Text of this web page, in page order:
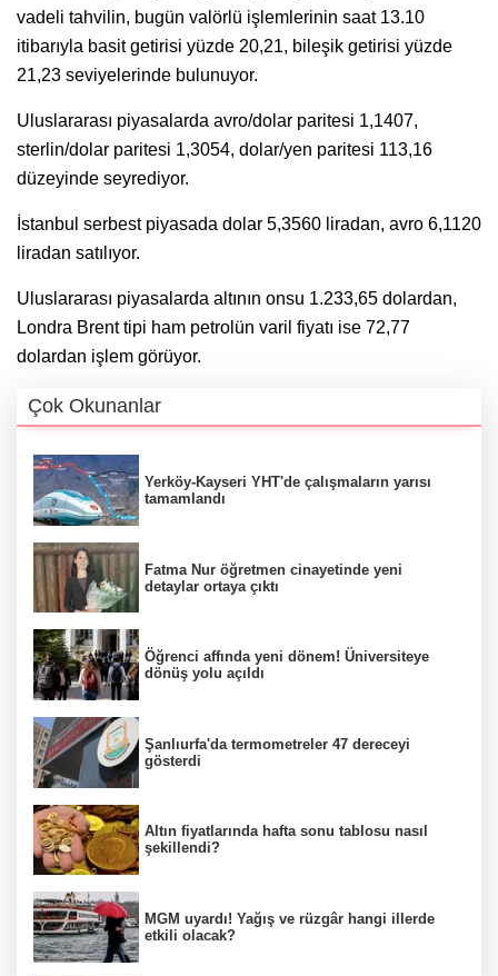
vadeli tahvilin, bugün valörlü işlemlerinin saat 13.10
itibarıyla basit getirisi yüzde 20,21, bileşik getirisi yüzde
21,23 seviyelerinde bulunuyor.
Uluslararası piyasalarda avro/dolar paritesi 1,1407,
sterlin/dolar paritesi 1,3054, dolar/yen paritesi 113,16
düzeyinde seyrediyor.
İstanbul serbest piyasada dolar 5,3560 liradan, avro 6,1120
liradan satılıyor.
Uluslararası piyasalarda altının onsu 1.233,65 dolardan,
Londra Brent tipi ham petrolün varil fiyatı ise 72,77
dolardan işlem görüyor.
Çok Okunanlar
Yerköy-Kayseri YHT'de çalışmaların yarısı
tamamlandı
Fatma Nur öğretmen cinayetinde yeni
detaylar ortaya çıktı
Öğrenci affında yeni dönem! Üniversiteye
dönüş yolu açıldı
Şanlıurfa'da termometreler 47 dereceyi
gösterdi
Altın fiyatlarında hafta sonu tablosu nasıl
şekillendi?
MGM uyardı! Yağış ve rüzgâr hangi illerde
etkili olacak?